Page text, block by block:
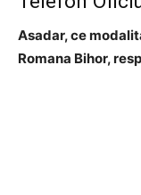
Asadar, ce
Romana Bihor,